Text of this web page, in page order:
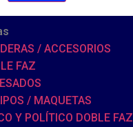
/ ACCESORIOS
FAZ
/ MAQUETAS
Y POLÍTICO DOBLE FAZ